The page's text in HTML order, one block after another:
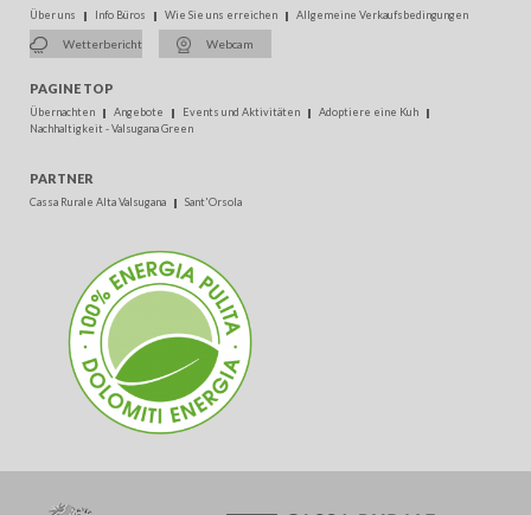
Über uns Info Büros Wie Sie uns erreichen Allgemeine Verkaufsbedingungen
Wetterbericht Webcam
PAGINE TOP
Übernachten Angebote Events und Aktivitäten
Adoptiere eine Kuh
Nachhaltigkeit - Valsugana Green
PARTNER
Cassa Rurale Alta Valsugana Sant'Orsola